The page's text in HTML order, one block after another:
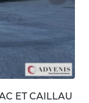
ET CAILLAU